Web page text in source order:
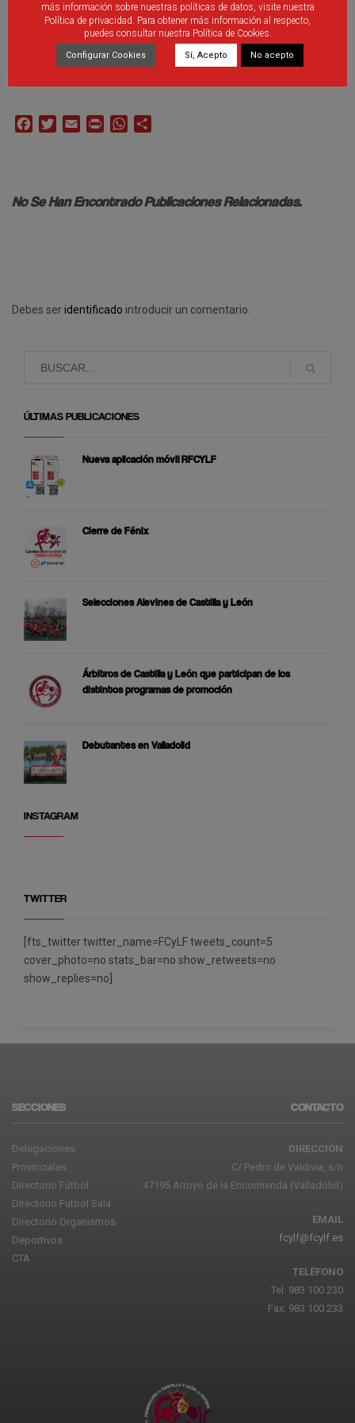
FacebookTwitterEmail Print WhatsApp
No Se Han Encontrado Publicaciones Relacionadas.
Debes seridentificado introducir un comentario.
ÚLTIMAS PUBLICACIONES
Nueva aplicación móvil RFCYLF
Cierre de Fénix
Selecciones Alevines de Castilla y León
Árbitros de Castilla y León que participan de los
distintos programas de promoción
Debutantes en Valladolid
INSTAGRAM
TWITTER
[fts_twitter twitter_name=FCyLF tweets_count=5
cover_photo=no stats_bar=no show_retweets=no
show_replies=no]
SECCIONES
Delegaciones
Provinciales
Directorio Fútbol
Directorio Fútbol Sala
Directorio Organismos
Deportivos
CTA
CONTACTO
DIRECCIÓN
C/ Pedro de Valdivia, s/n
47195 Arroyo de la Encomienda (Valladolid)
EMAIL
fcylf@fcylf.es
TELÉFONO
Tel: 983 100 230
Fax: 983 100 233
más información sobre nuestras políticas de datos, visite nuestra
Política de privacidad. Para obtener más información al respecto,
puedes consultar nuestra Política de Cookies.
Configurar Cookies Sí, Acepto No acepto